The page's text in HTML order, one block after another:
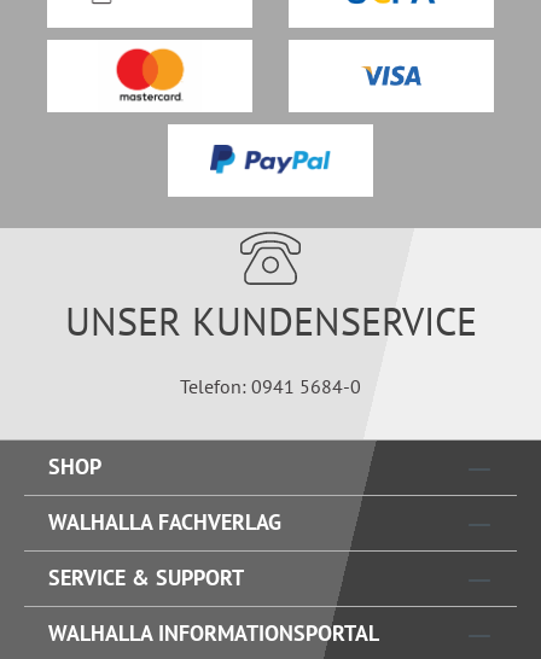
UNSER KUNDENSERVICE
Telefon: 0941 5684-0
SHOP
WALHALLA FACHVERLAG
SERVICE & SUPPORT
WALHALLA INFORMATIONSPORTAL